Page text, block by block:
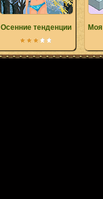
Осенние тенденции